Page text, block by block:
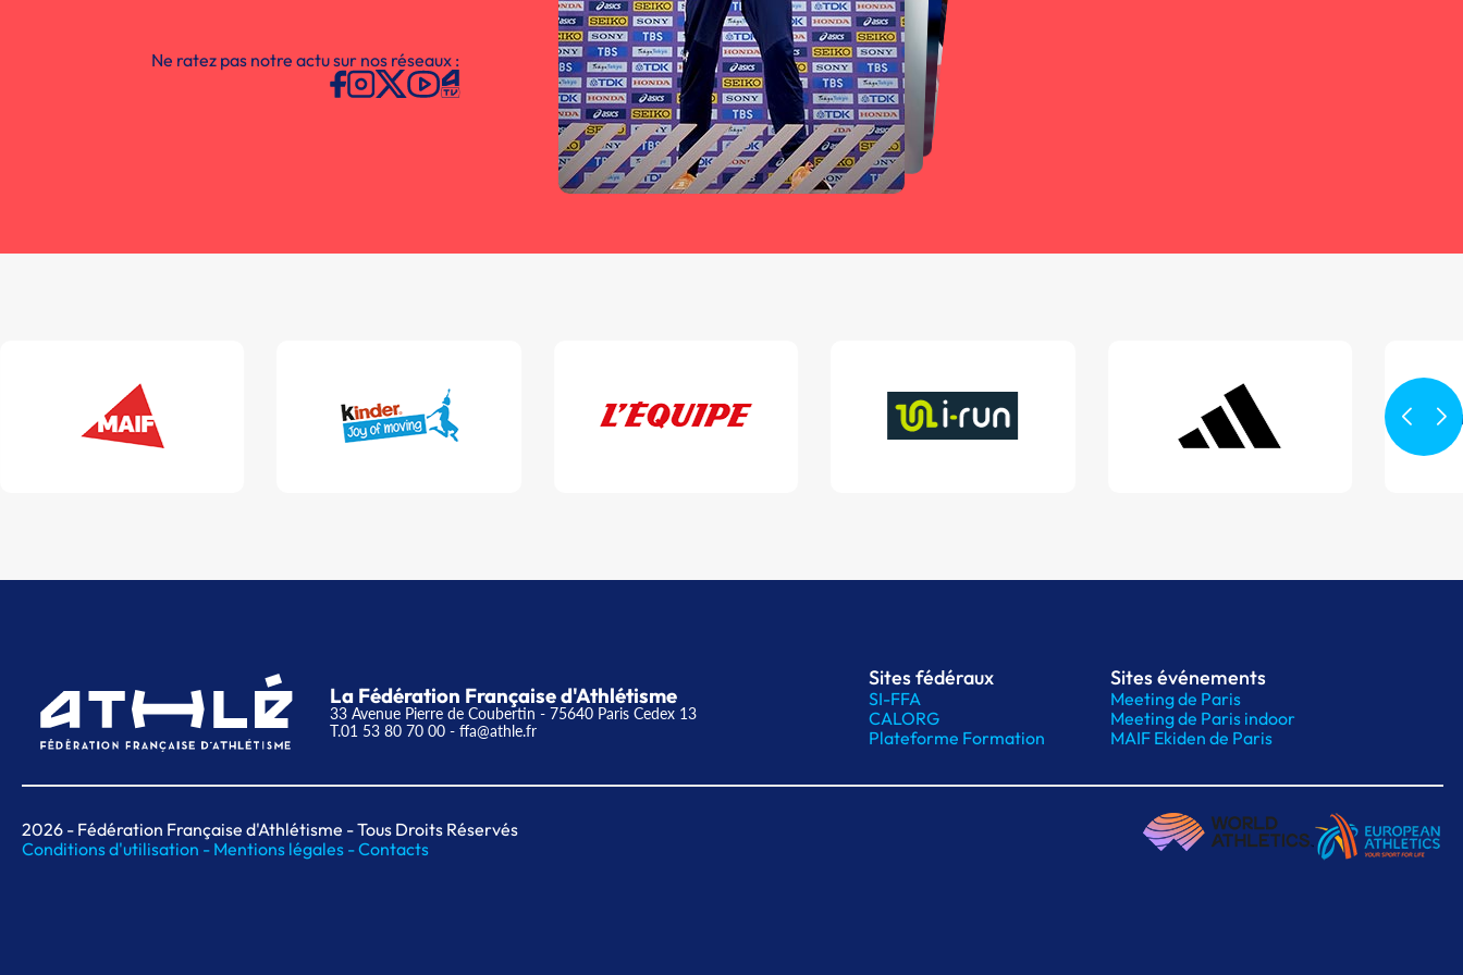
Ne ratez pas notre actu sur nos réseaux :
La Fédération Française d'Athlétisme
33 Avenue Pierre de Coubertin - 75640 Paris Cedex 13
T.01 53 80 70 00 - ffa@athle.fr
Sites fédéraux
SI-FFA
CALORG
Plateforme Formation
Sites événements
Meeting de Paris
Meeting de Paris indoor
MAIF Ekiden de Paris
2026 - Fédération Française d'Athlétisme - Tous Droits Réservés
Conditions d'utilisation - Mentions légales -Contacts